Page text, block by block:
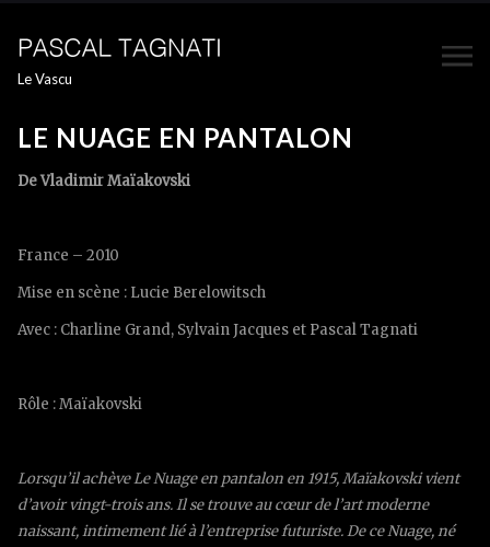
Le Vascu
LE NUAGE EN PANTALON
De Vladimir Maïakovski
France – 2010
Mise en scène : Lucie Berelowitsch
Avec : Charline Grand, Sylvain Jacques et Pascal Tagnati
Rôle : Maïakovski
Lorsqu’il achève Le Nuage en pantalon en 1915, Maïakovski vient
d’avoir vingt-trois ans. Il se trouve au cœur de l’art moderne
naissant, intimement lié à l’entreprise futuriste. De ce Nuage, né